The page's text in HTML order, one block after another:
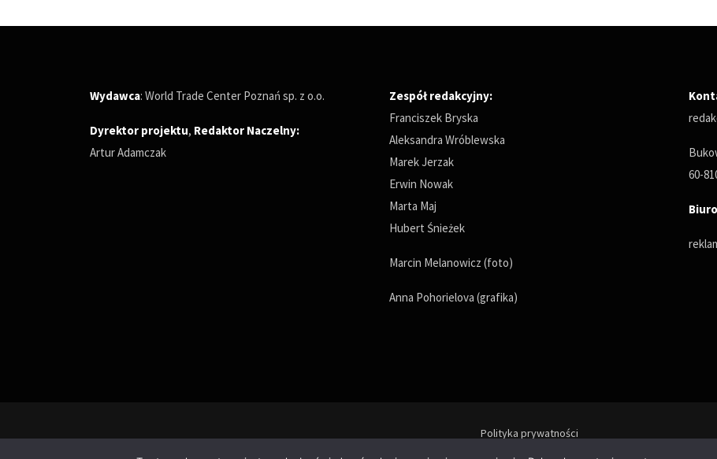
Wydawca: World Trade Center Poznań sp. z o.o.
Dyrektor projektu, Redaktor Naczelny:
Artur Adamczak
Zespół redakcyjny:
Franciszek Bryska
Aleksandra Wróblewska
Marek Jerzak
Erwin Nowak
Marta Maj
Hubert Śnieżek
Marcin Melanowicz (foto)
Anna Pohorielova (grafika)
60-
Polityka prywatności
© Copyrights 2025. All Rights Reserved by wPoznaniu.pl